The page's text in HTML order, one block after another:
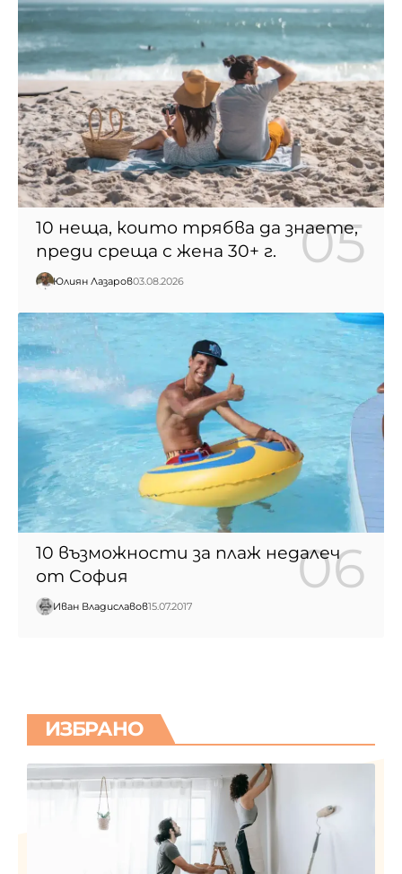
10 неща, които трябва да знаете,
преди среща с жена 30+ г.
Юлиян Лазаров03.08.2026
10 възможности за плаж недалеч
от София
Иван Владиславов15.07.2017
ИЗБРАНО